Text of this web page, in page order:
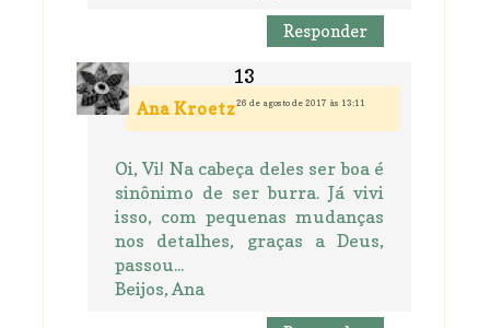
Responder
Ana Kroetz26 de agosto de 2017 às 13:11
Oi, Vi! Na cabeça deles ser boa é
sinônimo de ser burra. Já vivi
isso, com pequenas mudanças
nos detalhes, graças a Deus,
passou...
Beijos, Ana